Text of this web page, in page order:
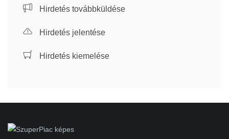
Hirdetés továbbküldése
Hirdetés jelentése
Hirdetés kiemelése